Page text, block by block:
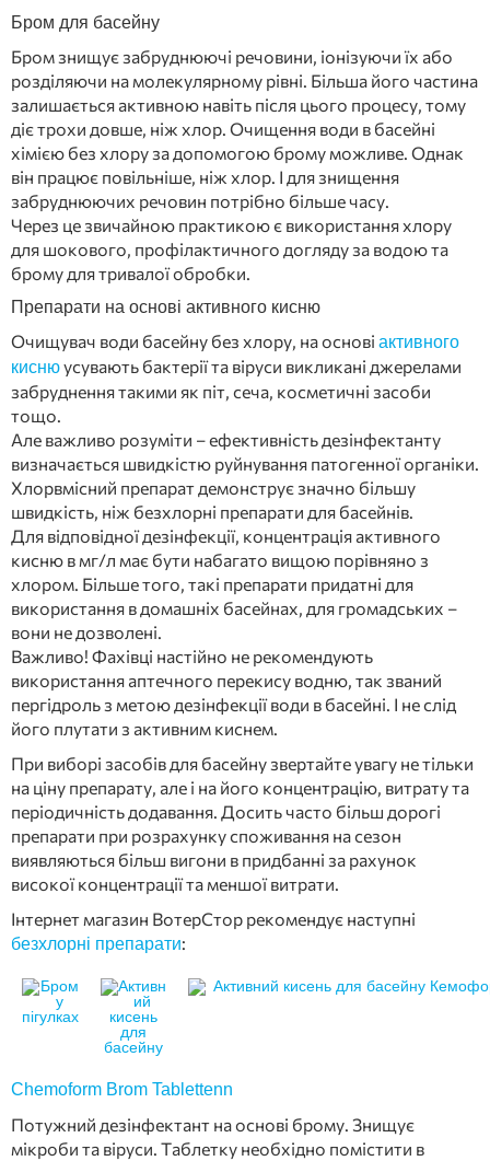
Бром для басейну
Бром знищує забруднюючі речовини, іонізуючи їх або
розділяючи на молекулярному рівні. Більша його частина
залишається активною навіть після цього процесу, тому
діє трохи довше, ніж хлор. Очищення води в басейні
хімією без хлору за допомогою брому можливе. Однак
він працює повільніше, ніж хлор. І для знищення
забруднюючих речовин потрібно більше часу.
Через це звичайною практикою є використання хлору
для шокового, профілактичного догляду за водою та
брому для тривалої обробки.
Препарати на основі активного кисню
Очищувач води басейну без хлору, на основі активного
киснюусувають бактерії та віруси викликані джерелами
забруднення такими як піт, сеча, косметичні засоби
тощо.
Але важливо розуміти – ефективність дезінфектанту
визначається швидкістю руйнування патогенної органіки.
Хлорвмісний препарат демонструє значно більшу
швидкість, ніж безхлорні препарати для басейнів.
Для відповідної дезінфекції, концентрація активного
кисню в мг/л має бути набагато вищою порівняно з
хлором. Більше того, такі препарати придатні для
використання в домашніх басейнах, для громадських –
вони не дозволені.
Важливо! Фахівці настійно не рекомендують
використання аптечного перекису водню, так званий
пергідроль з метою дезінфекції води в басейні. І не слід
його плутати з активним киснем.
При виборі засобів для басейну звертайте увагу не тільки
на ціну препарату, але і на його концентрацію, витрату та
періодичність додавання. Досить часто більш дорогі
препарати при розрахунку споживання на сезон
виявляються більш вигони в придбанні за рахунок
високої концентрації та меншої витрати.
Інтернет магазин ВотерСтор рекомендує наступні
безхлорні препарати:
Chemoform Brom Tablettenn
Потужний дезінфектант на основі брому. Знищує
мікроби та віруси. Таблетку необхідно помістити в